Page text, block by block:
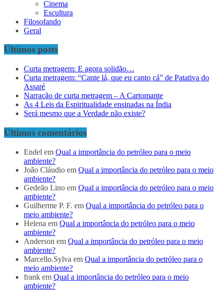
Cinema
Escultura
Filosofando
Geral
Últimos posts
Curta metragem: E agora solidão…
Curta metragem: “Cante lá, que eu canto cá” de Patativa do
Assaré
Narração de curta metragem – A Cartomante
As 4 Leis da Espiritualidade ensinadas na Índia
Será mesmo que a Verdade não existe?
Últimos comentários
Endel em Qual a importância do petróleo para o meio
ambiente?
João Cláudio em Qual a importância do petróleo para o meio
ambiente?
Gedeão Lino em Qual a importância do petróleo para o meio
ambiente?
Guilherme P. F. em Qual a importância do petróleo para o
meio ambiente?
Helena em Qual a importância do petróleo para o meio
ambiente?
Anderson em Qual a importância do petróleo para o meio
ambiente?
Marcello.Sylva em Qual a importância do petróleo para o
meio ambiente?
frank em Qual a importância do petróleo para o meio
ambiente?